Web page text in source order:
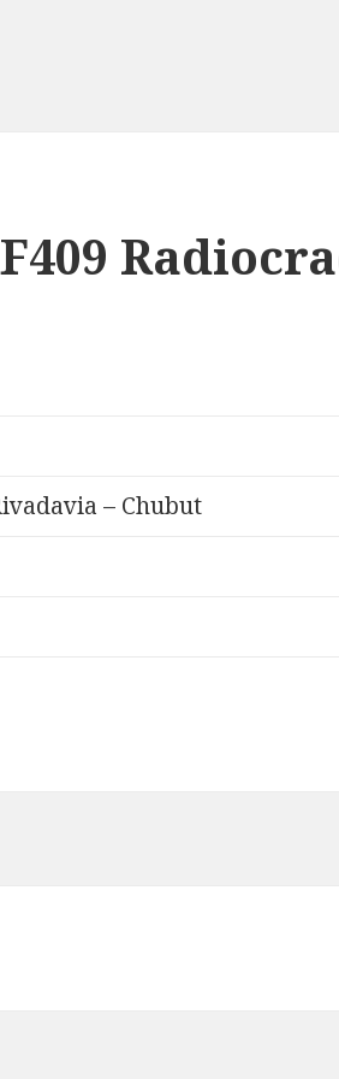
– Chubut